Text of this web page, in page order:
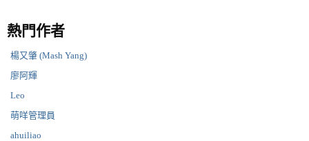
熱門作者
楊又肇 (Mash Yang)
廖阿輝
Leo
萌咩管理員
ahuiliao